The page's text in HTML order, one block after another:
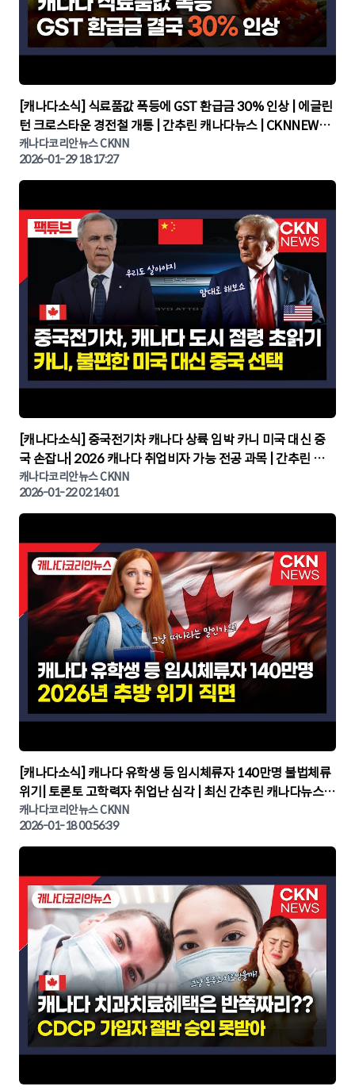
▶
[캐나다소식] 식료품값 폭등에 GST 환급금 30% 인상 | 에글린
턴 크로스타운 경전철 개통 | 간추린 캐나다뉴스 | CKNNEWS,
캐나다코리안뉴스
캐나다코리안뉴스 CKNN
2026-01-29 18:17:27
▶
[캐나다소식] 중국전기차 캐나다 상륙 임박 카니 미국 대신 중
국 손잡나| 2026 캐나다 취업비자 가능 전공 과목 | 간추린 캐
나다뉴스 | CKNNEWS, 캐나다코리안뉴스
캐나다코리안뉴스 CKNN
2026-01-22 02:14:01
▶
[캐나다소식] 캐나다 유학생 등 임시체류자 140만명 불법체류
위기| 토론토 고학력자 취업난 심각 | 최신 간추린 캐나다뉴스 |
CKNNEWS, 캐나다코리안뉴스
캐나다코리안뉴스 CKNN
2026-01-18 00:56:39